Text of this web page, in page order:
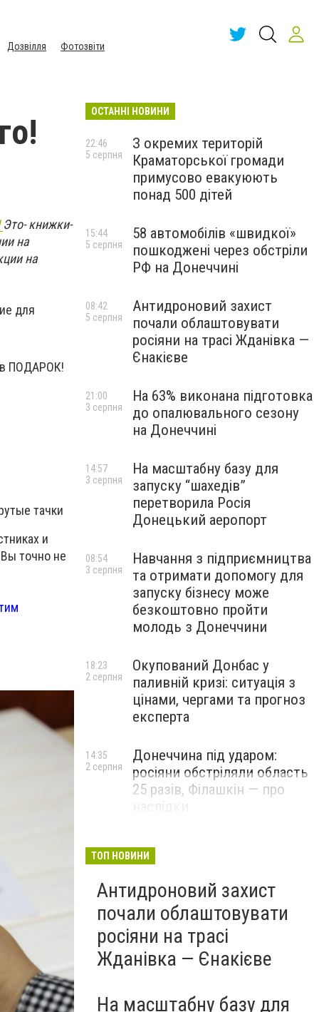
Дозвілля Фотозвіти
Это- книжки-
на
на
для
в ПОДАРОК!
тачки
и
точно не
ОСТАННІ НОВИНИ
З окремих територій
Краматорської громади
примусово евакуюють
понад 500 дітей
22:46
5 серпня
58 автомобілів «швидкої»
пошкоджені через обстріли
РФ на Донеччині
15:44
5 серпня
Антидроновий захист
почали облаштовувати
росіяни на трасі Жданівка —
Єнакієве
08:42
5 серпня
На 63% виконана підготовка
до опалювального сезону
на Донеччині
21:00
3 серпня
На масштабну базу для
запуску “шахедів”
перетворила Росія
Донецький аеропорт
14:57
3 серпня
Навчання з підприємництва
та отримати допомогу для
запуску бізнесу може
безкоштовно пройти
молодь з Донеччини
08:54
3 серпня
Окупований Донбас у
паливній кризі: ситуація з
цінами, чергами та прогноз
експерта
18:23
2 серпня
Донеччина під ударом:
росіяни обстріляли область
25 разів, Філашкін — про
14:35
2 серпня
ТОП НОВИНИ
Антидроновий захист
почали облаштовувати
росіяни на трасі
Жданівка — Єнакієве
На масштабну базу для